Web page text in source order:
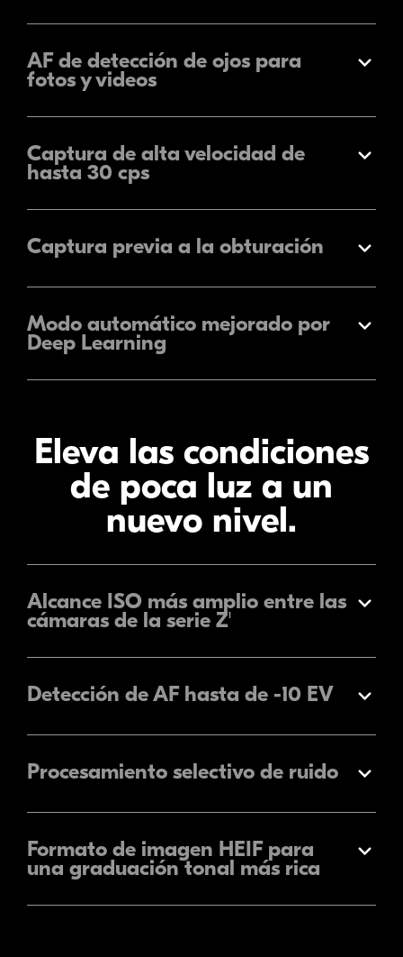
Expandir
AF de detección de ojos para
fotos y videos
Expandir
Captura de alta velocidad de
hasta 30 cps
Expandir
Captura previa a la obturación
Expandir
Modo automático mejorado por
Deep Learning
Eleva las condiciones
de poca luz a un
nuevo nivel.
Expandir
Alcance ISO más amplio entre las
cámaras de la serie Z1
Expandir
Detección de AF hasta de -10 EV
Expandir
Procesamiento selectivo de ruido
Expandir
Formato de imagen HEIF para
una graduación tonal más rica